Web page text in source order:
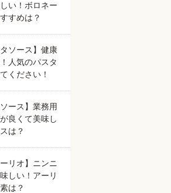
い！ボロネー
すめは？
タソース】健康
人気のパスタ
ください！
ース】業務用
良くて美味し
は？
リオ】ニンニ
しい！アーリ
は？